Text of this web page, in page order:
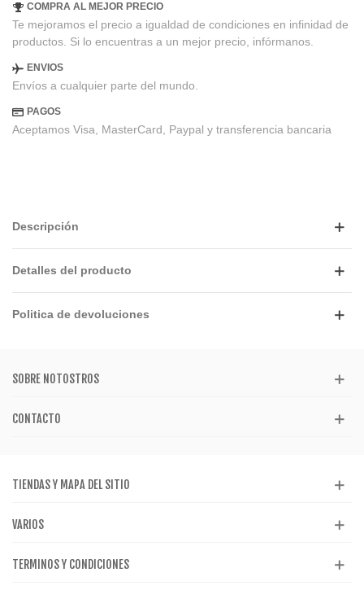
COMPRA AL MEJOR PRECIO
Te mejoramos el precio a igualdad de condiciones en infinidad de
productos. Si lo encuentras a un mejor precio, infórmanos.
ENVIOS
Envíos a cualquier parte del mundo.
PAGOS
Aceptamos Visa, MasterCard, Paypal y transferencia bancaria
Descripción
Detalles del producto
Politica de devoluciones
SOBRE NOTOSTROS
CONTACTO
TIENDAS Y MAPA DEL SITIO
VARIOS
TERMINOS Y CONDICIONES